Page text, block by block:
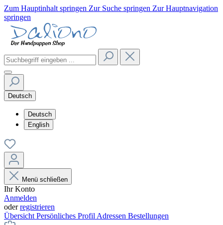
Zum Hauptinhalt springen Zur Suche springen Zur Hauptnavigation
springen
Deutsch
Deutsch
English
Menü schließen
Ihr Konto
Anmelden
oderregistrieren
Übersicht Persönliches Profil Adressen Bestellungen